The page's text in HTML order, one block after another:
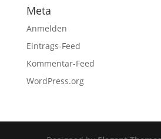
Meta
Anmelden
Eintrags-Feed
Kommentar-Feed
WordPress.org